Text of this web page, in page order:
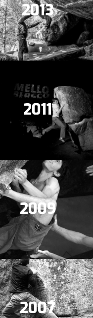
2013
2011
2009
2007